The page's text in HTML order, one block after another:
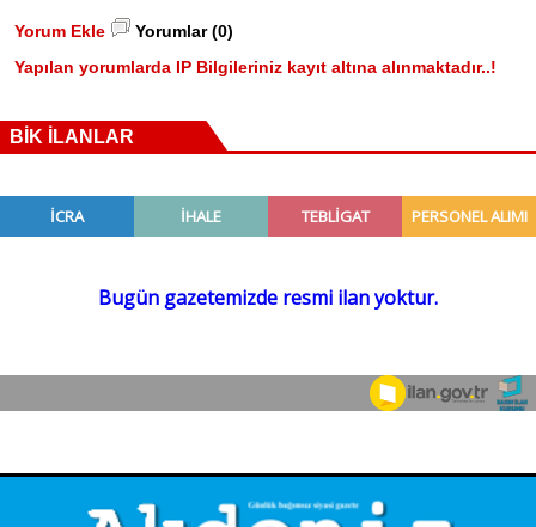
Yorum Ekle
Yorumlar (0)
Yapılan yorumlarda IP Bilgileriniz kayıt altına alınmaktadır..!
BİK İLANLAR